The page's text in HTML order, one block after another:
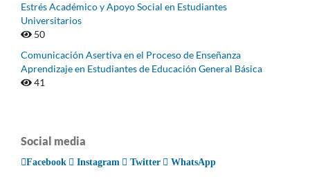
Estrés Académico y Apoyo Social en Estudiantes
Universitarios
50
Comunicación Asertiva en el Proceso de Enseñanza
Aprendizaje en Estudiantes de Educación General Básica
41
Social media
Facebook Instagram Twitter WhatsApp